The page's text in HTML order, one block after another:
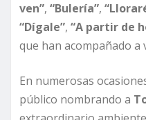
ven”, “Bulería”,
“Dígale”, “A partir de
que han acompañado a
En numerosas
público nombrando a